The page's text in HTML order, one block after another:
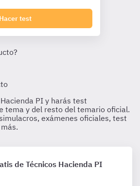
Hacer test
de Técnicos Hacienda PI